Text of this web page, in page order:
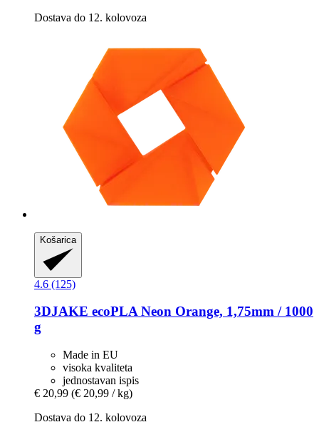
Dostava do 12. kolovoza
Košarica
4.6 (125)
3DJAKE ecoPLA Neon Orange, 1,75mm / 1000
g
Made in EU
visoka kvaliteta
jednostavan ispis
€ 20,99 (€ 20,99 / kg)
Dostava do 12. kolovoza